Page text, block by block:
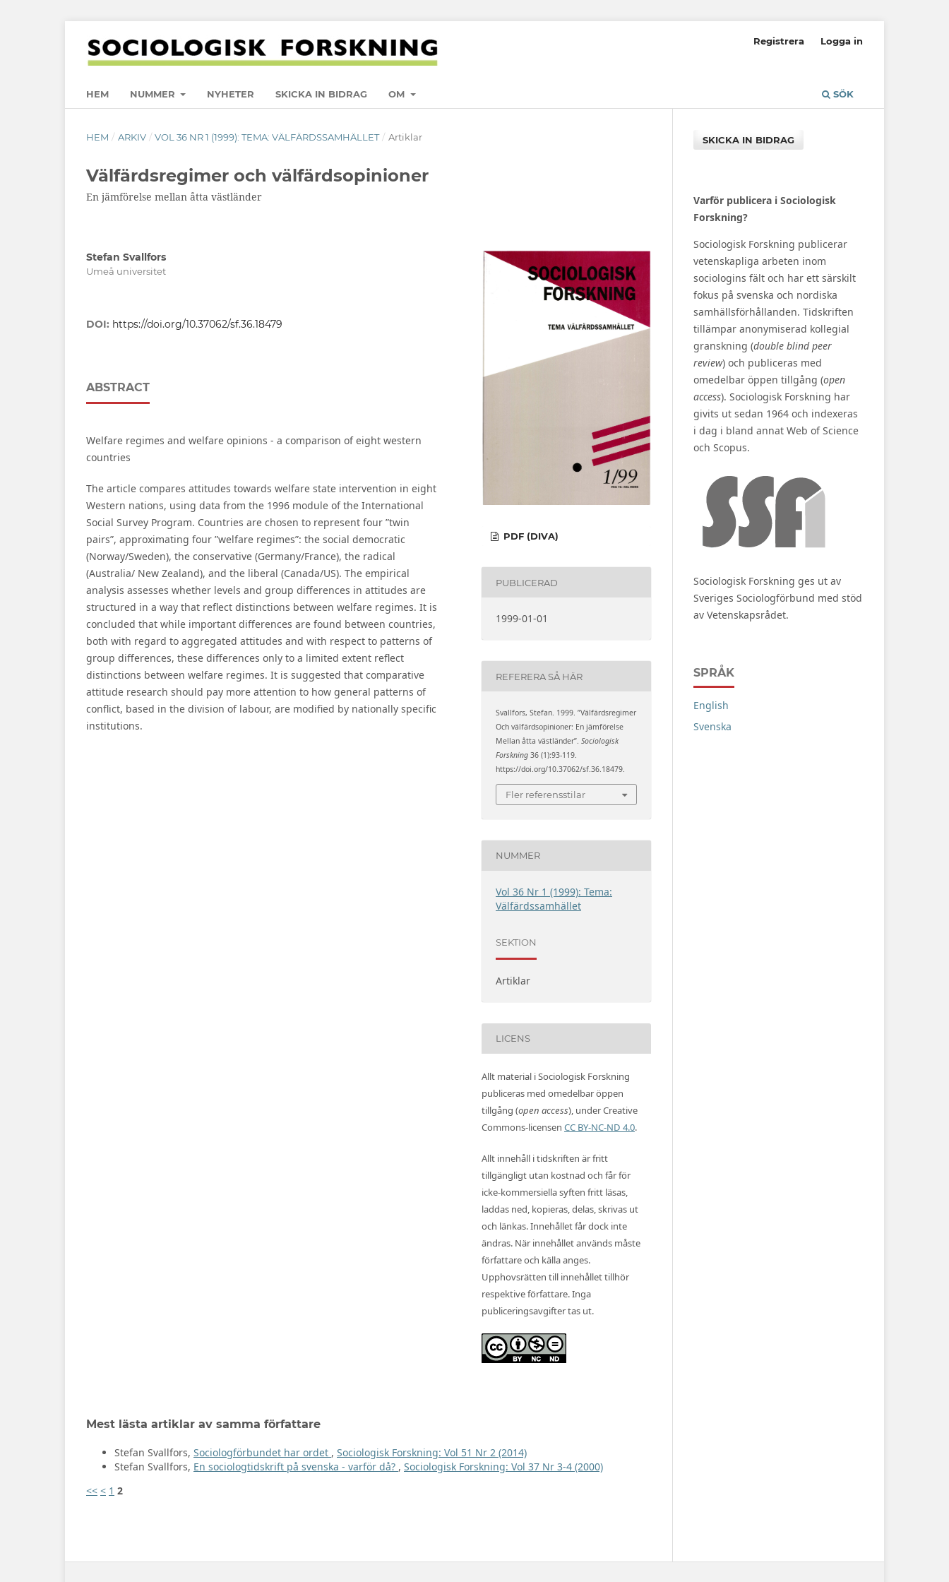
HEM NUMMER NYHETER SKICKA IN BIDRAG OM SÖK
Registrera Logga in
HEM / ARKIV / VOL 36 NR 1 (1999): TEMA: VÄLFÄRDSSAMHÄLLET / Artiklar
Välfärdsregimer och välfärdsopinioner
En jämförelse mellan åtta västländer
Stefan Svallfors
Umeå universitet
DOI: https://doi.org/10.37062/sf.36.18479
ABSTRACT
Welfare regimes and welfare opinions - a comparison of eight western
countries
The article compares attitudes towards welfare state intervention in eight
Western nations, using data from the 1996 module of the International
Social Survey Program. Countries are chosen to represent four ”twin
pairs”, approximating four ”welfare regimes”: the social democratic
(Norway/Sweden), the conservative (Germany/France), the radical
(Australia/ New Zealand), and the liberal (Canada/US). The empirical
analysis assesses whether levels and group differences in attitudes are
structured in a way that reflect distinctions between welfare regimes. It is
concluded that while important differences are found between countries,
both with regard to aggregated attitudes and with respect to patterns of
group differences, these differences only to a limited extent reflect
distinctions between welfare regimes. It is suggested that comparative
attitude research should pay more attention to how general patterns of
conflict, based in the division of labour, are modified by nationally specific
institutions.
PDF (DIVA)
PUBLICERAD
1999-01-01
REFERERA SÅ HÄR
Svallfors, Stefan. 1999. ”Välfärdsregimer
Och välfärdsopinioner: En jämförelse
Mellan åtta västländer”.Sociologisk
Forskning 36 (1):93-119.
https://doi.org/10.37062/sf.36.18479.
Fler referensstilar
NUMMER
Vol 36 Nr 1 (1999): Tema:
Välfärdssamhället
SEKTION
Artiklar
LICENS
Allt material i Sociologisk Forskning
publiceras med omedelbar öppen
tillgång (open access), under Creative
Commons-licensen CC BY-NC-ND 4.0.
Allt innehåll i tidskriften är fritt
tillgängligt utan kostnad och får för
icke-kommersiella syften fritt läsas,
laddas ned, kopieras, delas, skrivas ut
och länkas. Innehållet får dock inte
ändras. När innehållet används måste
författare och källa anges.
Upphovsrätten till innehållet tillhör
respektive författare. Inga
publiceringsavgifter tas ut.
Mest lästa artiklar av samma författare
Stefan Svallfors, Sociologförbundet har ordet , Sociologisk Forskning: Vol 51 Nr 2 (2014)
Stefan Svallfors, En sociologtidskrift på svenska - varför då? , Sociologisk Forskning: Vol 37 Nr 3-4 (2000)
<< < 1 2
SKICKA IN BIDRAG
Varför publicera i Sociologisk
Forskning?
Sociologisk Forskning publicerar
vetenskapliga arbeten inom
sociologins fält och har ett särskilt
fokus på svenska och nordiska
samhällsförhållanden. Tidskriften
tillämpar anonymiserad kollegial
granskning (double blind peer
review) och publiceras med
omedelbar öppen tillgång (open
access). Sociologisk Forskning har
givits ut sedan 1964 och indexeras
i dag i bland annat Web of Science
och Scopus.
Sociologisk Forskning ges ut av
Sveriges Sociologförbund med stöd
av Vetenskapsrådet.
SPRÅK
English
Svenska